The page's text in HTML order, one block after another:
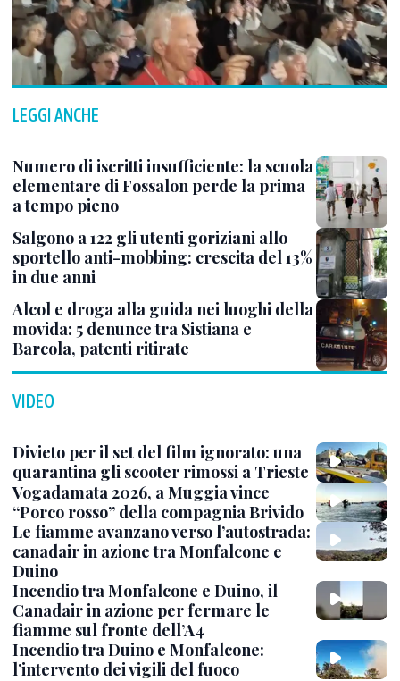
LEGGI ANCHE
Numero di iscritti insufficiente: la scuola
elementare di Fossalon perde la prima
a tempo pieno
Salgono a 122 gli utenti goriziani allo
sportello anti-mobbing: crescita del 13%
in due anni
Alcol e droga alla guida nei luoghi della
movida: 5 denunce tra Sistiana e
Barcola, patenti ritirate
VIDEO
Divieto per il set del film ignorato: una
quarantina gli scooter rimossi a Trieste
Vogadamata 2026, a Muggia vince
“Porco rosso” della compagnia Brivido
Le fiamme avanzano verso l’autostrada:
canadair in azione tra Monfalcone e
Duino
Incendio tra Monfalcone e Duino, il
Canadair in azione per fermare le
fiamme sul fronte dell’A4
Incendio tra Duino e Monfalcone:
l’intervento dei vigili del fuoco